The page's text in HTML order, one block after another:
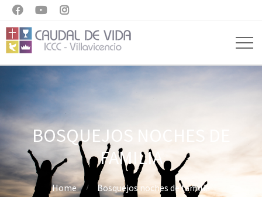
  
BOSQUEJOS NOCHES DE
FAMILIA
Home Bosquejos noches de familia